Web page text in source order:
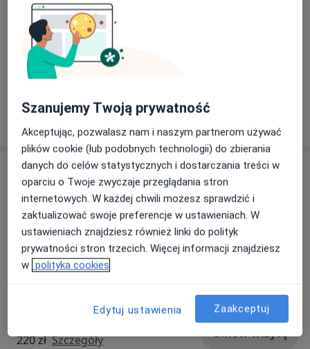
schematy na działania wspierające -zależy Ci, by
nauczyć się rozpoznawać własne emocje i radzić sobie
z nimi -zależy Ci, żeby odkryć swoje wewnętrzne
zasoby, dzięki którym poprawisz jakość swojego życia -
chcesz żyć w zgodzie ze swoimi potrzebami -chcesz
czuć się widziany i słyszany -chcesz poznawać i lepiej
rozumieć siebie -pragniesz odkryć kojącą moc relacji
terapeutycznej.
Zobacz galerię (6)
Pokaż więcejo doświadczeniu
Usługi i ceny
Konsultacja psychoterapeutyczna
Od 220 zł Szczegóły Umów wizytę
Konsultacja psychoterapeutyczna
(pierwsza wizyta)
220 zł Szczegóły Umów wizytę
Szanujemy Twoją prywatność
Akceptując, pozwalasz nam i naszym partnerom używać
plików cookie (lub podobnych technologii) do zbierania
danych do celów statystycznych i dostarczania treści w
oparciu o Twoje zwyczaje przeglądania stron
internetowych. W każdej chwili możesz sprawdzić i
zaktualizować swoje preferencje w ustawieniach. W
ustawieniach znajdziesz również linki do polityk
prywatności stron trzecich. Więcej informacji znajdziesz
w polityka cookies
Edytuj ustawienia Zaakceptuj